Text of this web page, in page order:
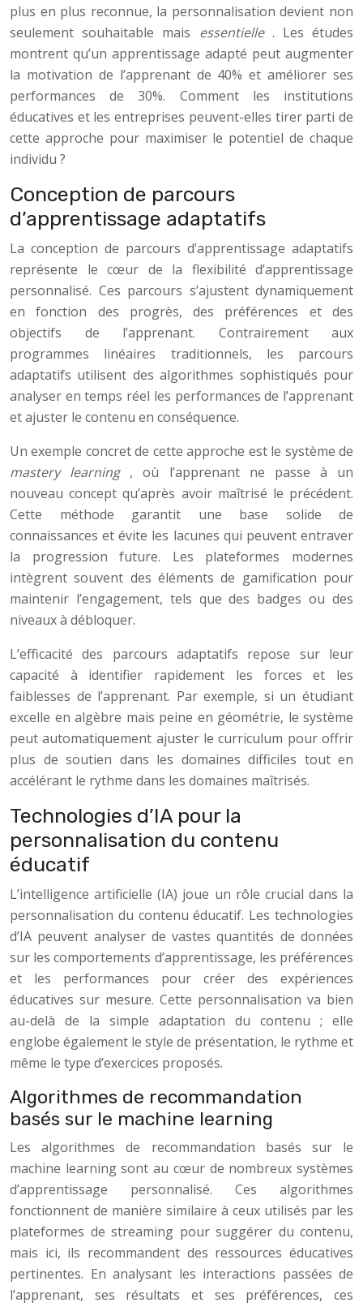
plus en plus reconnue, la personnalisation devient non
seulement souhaitable mais essentielle . Les études
montrent qu’un apprentissage adapté peut augmenter
la motivation de l’apprenant de 40% et améliorer ses
performances de 30%. Comment les institutions
éducatives et les entreprises peuvent-elles tirer parti de
cette approche pour maximiser le potentiel de chaque
individu ?
Conception de parcours
d’apprentissage adaptatifs
La conception de parcours d’apprentissage adaptatifs
représente le cœur de la flexibilité d’apprentissage
personnalisé. Ces parcours s’ajustent dynamiquement
en fonction des progrès, des préférences et des
objectifs de l’apprenant. Contrairement aux
programmes linéaires traditionnels, les parcours
adaptatifs utilisent des algorithmes sophistiqués pour
analyser en temps réel les performances de l’apprenant
et ajuster le contenu en conséquence.
Un exemple concret de cette approche est le système de
mastery learning , où l’apprenant ne passe à un
nouveau concept qu’après avoir maîtrisé le précédent.
Cette méthode garantit une base solide de
connaissances et évite les lacunes qui peuvent entraver
la progression future. Les plateformes modernes
intègrent souvent des éléments de gamification pour
maintenir l’engagement, tels que des badges ou des
niveaux à débloquer.
L’efficacité des parcours adaptatifs repose sur leur
capacité à identifier rapidement les forces et les
faiblesses de l’apprenant. Par exemple, si un étudiant
excelle en algèbre mais peine en géométrie, le système
peut automatiquement ajuster le curriculum pour offrir
plus de soutien dans les domaines difficiles tout en
accélérant le rythme dans les domaines maîtrisés.
Technologies d’IA pour la
personnalisation du contenu
éducatif
L’intelligence artificielle (IA) joue un rôle crucial dans la
personnalisation du contenu éducatif. Les technologies
d’IA peuvent analyser de vastes quantités de données
sur les comportements d’apprentissage, les préférences
et les performances pour créer des expériences
éducatives sur mesure. Cette personnalisation va bien
au-delà de la simple adaptation du contenu ; elle
englobe également le style de présentation, le rythme et
même le type d’exercices proposés.
Algorithmes de recommandation
basés sur le machine learning
Les algorithmes de recommandation basés sur le
machine learning sont au cœur de nombreux systèmes
d’apprentissage personnalisé. Ces algorithmes
fonctionnent de manière similaire à ceux utilisés par les
plateformes de streaming pour suggérer du contenu,
mais ici, ils recommandent des ressources éducatives
pertinentes. En analysant les interactions passées de
l’apprenant, ses résultats et ses préférences, ces